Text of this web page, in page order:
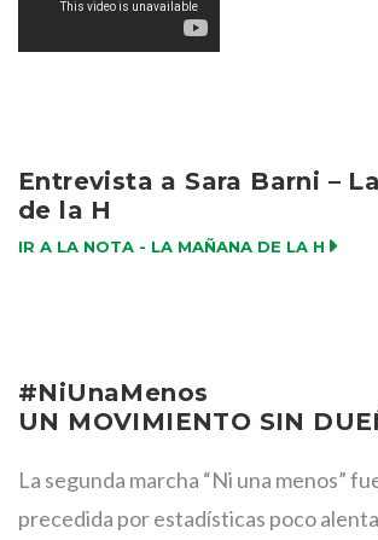
Entrevista a Sara Barni –
de la H
IR A LA NOTA - LA MAÑANA DE LA H
#NiUnaMenos
UN MOVIMIENTO SIN
La segunda marcha “Ni una menos”
precedida por estadísticas poco